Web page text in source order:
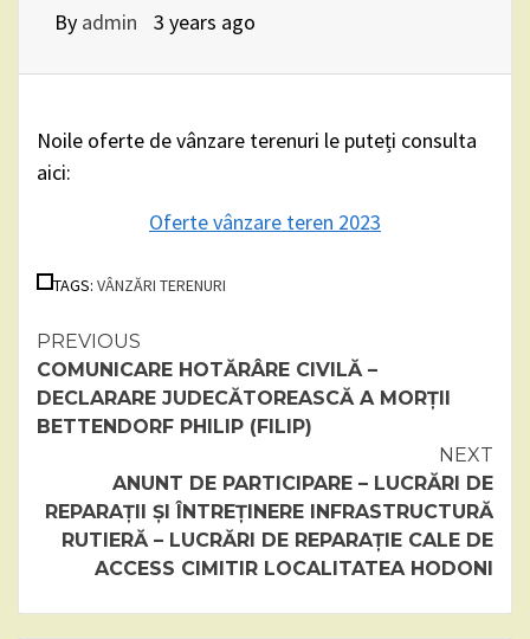
By admin 3 years ago
Noile oferte de vânzare terenuri le puteți consulta
aici:
Oferte vânzare teren 2023
TAGS: VÂNZĂRI TERENURI
Continue
Reading
PREVIOUS
COMUNICARE HOTĂRÂRE CIVILĂ –
DECLARARE JUDECĂTOREASCĂ A MORȚII
BETTENDORF PHILIP (FILIP)
NEXT
ANUNT DE PARTICIPARE – LUCRĂRI DE
REPARAȚII ȘI ÎNTREȚINERE INFRASTRUCTURĂ
RUTIERĂ – LUCRĂRI DE REPARAȚIE CALE DE
ACCESS CIMITIR LOCALITATEA HODONI